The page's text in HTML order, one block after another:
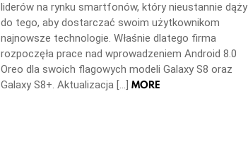
liderów na rynku smartfonów, który nieustannie dąży
do tego, aby dostarczać swoim użytkownikom
najnowsze technologie. Właśnie dlatego firma
rozpoczęła prace nad wprowadzeniem Android 8.0
Oreo dla swoich flagowych modeli Galaxy S8 oraz
Galaxy S8+. Aktualizacja […] MORE